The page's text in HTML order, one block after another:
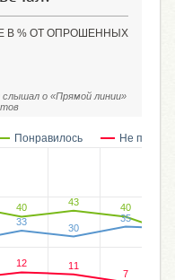
В % ОТ ОПРОШЕННЫХ
слышал о «Прямой линии»
12 11
7
40
43
40
33
30
35
Понравилось Не